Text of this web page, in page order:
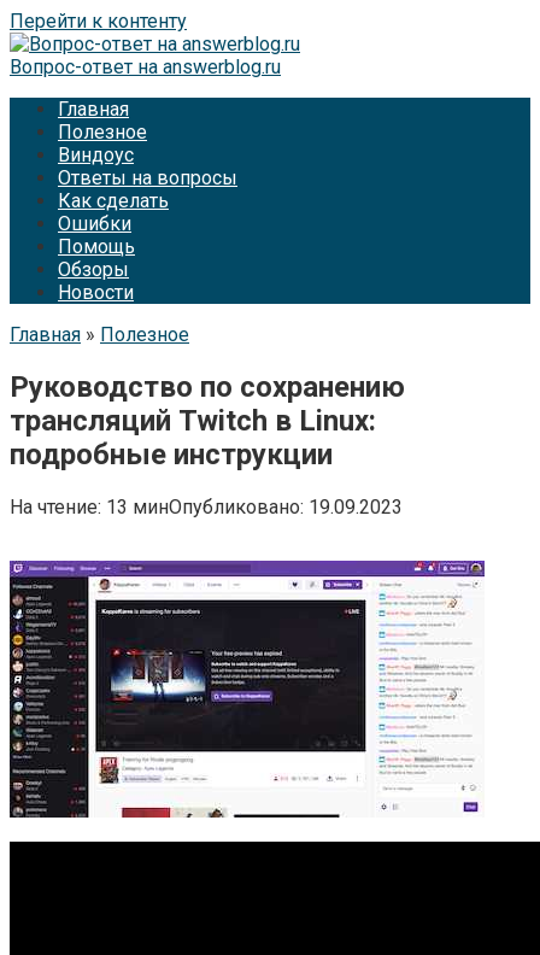
Перейти к контенту
Вопрос-ответ на answerblog.ru
Главная
Полезное
Виндоус
Ответы на вопросы
Как сделать
Ошибки
Помощь
Обзоры
Новости
Главная » Полезное
Руководство по сохранению
трансляций Twitch в Linux:
подробные инструкции
На чтение: 13 минОпубликовано: 19.09.2023